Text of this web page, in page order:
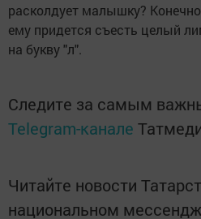
расколдует малышку?
ему придется съесть целый
на букву "л".
Следите за самым
Telegram-канале
Читайте новости
национальном